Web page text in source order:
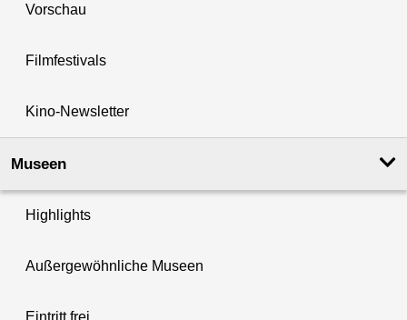
Vorschau
Filmfestivals
Kino-Newsletter
Museen
Highlights
Außergewöhnliche Museen
Eintritt frei